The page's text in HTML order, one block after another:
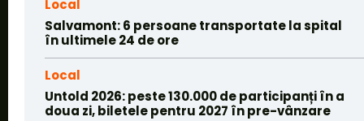
Local
Salvamont: 6 persoane transportate la spital
în ultimele 24 de ore
Local
Untold 2026: peste 130.000 de participanți în a
doua zi, biletele pentru 2027 în pre-vânzare